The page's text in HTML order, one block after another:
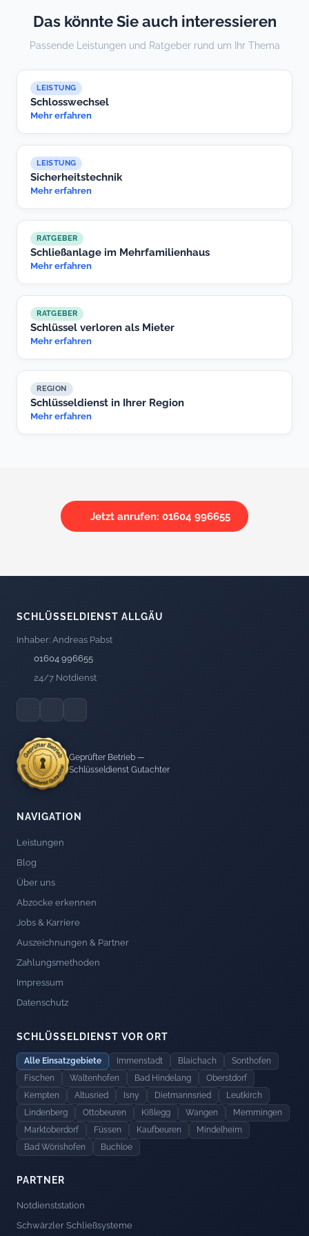
Das könnte Sie auch interessieren
Passende Leistungen und Ratgeber rund um Ihr Thema
LEISTUNG
Schlosswechsel
Mehr erfahren
LEISTUNG
Sicherheitstechnik
Mehr erfahren
RATGEBER
Schließanlage im Mehrfamilienhaus
Mehr erfahren
RATGEBER
Schlüssel verloren als Mieter
Mehr erfahren
REGION
Schlüsseldienst in Ihrer Region
Mehr erfahren
Jetzt anrufen: 01604 996655
SCHLÜSSELDIENST ALLGÄU
Inhaber: Andreas Pabst
01604 996655
24/7 Notdienst
Geprüfter Betrieb —
Schlüsseldienst Gutachter
NAVIGATION
Leistungen
Blog
Über uns
Abzocke erkennen
Jobs & Karriere
Auszeichnungen & Partner
Zahlungsmethoden
Impressum
Datenschutz
SCHLÜSSELDIENST VOR ORT
Alle Einsatzgebiete Immenstadt Blaichach
Sonthofen
Fischen
Waltenhofen Bad Hindelang
Oberstdorf
Kempten
Altusried Isny Dietmannsried
Leutkirch
Lindenberg
Ottobeuren Kißlegg Wangen
Memmingen
Marktoberdorf
Füssen Kaufbeuren
Mindelheim
Bad Wörishofen
Buchloe
PARTNER
Notdienststation
Schwärzler Schließsysteme